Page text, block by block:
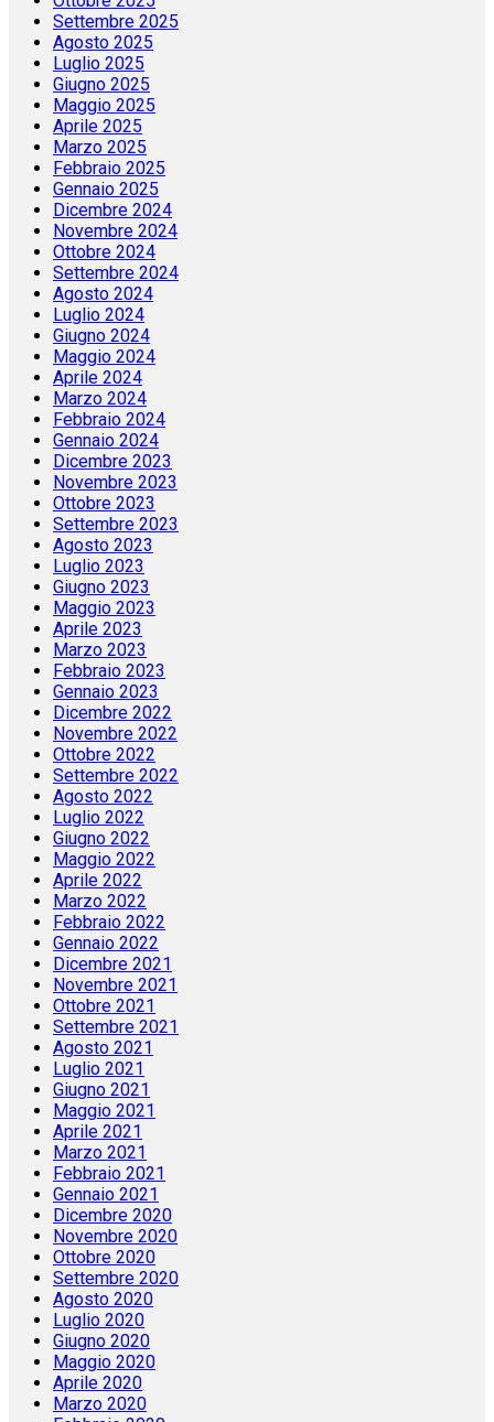
Settembre 2025
Agosto 2025
Luglio 2025
Giugno 2025
Maggio 2025
Aprile 2025
Marzo 2025
Febbraio 2025
Gennaio 2025
Dicembre 2024
Novembre 2024
Ottobre 2024
Settembre 2024
Agosto 2024
Luglio 2024
Giugno 2024
Maggio 2024
Aprile 2024
Marzo 2024
Febbraio 2024
Gennaio 2024
Dicembre 2023
Novembre 2023
Ottobre 2023
Settembre 2023
Agosto 2023
Luglio 2023
Giugno 2023
Maggio 2023
Aprile 2023
Marzo 2023
Febbraio 2023
Gennaio 2023
Dicembre 2022
Novembre 2022
Ottobre 2022
Settembre 2022
Agosto 2022
Luglio 2022
Giugno 2022
Maggio 2022
Aprile 2022
Marzo 2022
Febbraio 2022
Gennaio 2022
Dicembre 2021
Novembre 2021
Ottobre 2021
Settembre 2021
Agosto 2021
Luglio 2021
Giugno 2021
Maggio 2021
Aprile 2021
Marzo 2021
Febbraio 2021
Gennaio 2021
Dicembre 2020
Novembre 2020
Ottobre 2020
Settembre 2020
Agosto 2020
Luglio 2020
Giugno 2020
Maggio 2020
Aprile 2020
Marzo 2020